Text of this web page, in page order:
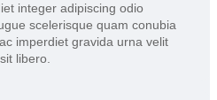
integer adipiscing odio
scelerisque quam conubia
imperdiet gravida urna velit
libero.